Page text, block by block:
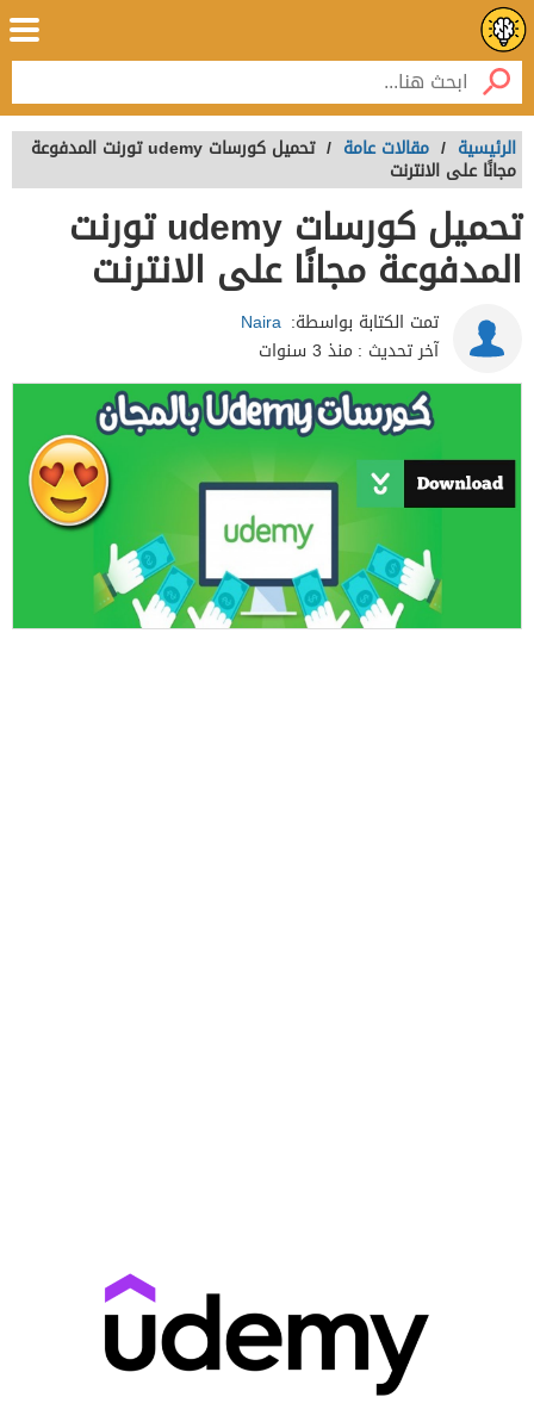
الرئيسية / مقالات عامة / تحميل كورسات udemy تورنت المدفوعة
مجانًا على الانترنت
تحميل كورسات udemy تورنت
المدفوعة مجانًا على الانترنت
تمت الكتابة بواسطة: Naira
آخر تحديث : منذ 3 سنوات